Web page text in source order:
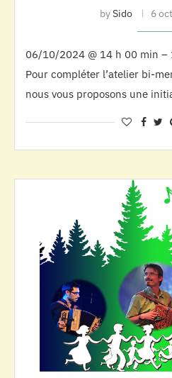
bySido 6
06/10/2024 @ 14 h 00 min –
Pour compléter l’atelier bi-
nous vous proposons une